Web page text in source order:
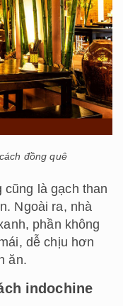
đồng quê
cũng là gạch than
Ngoài ra, nhà
phần không
dễ chịu hơn
ăn.
indochine